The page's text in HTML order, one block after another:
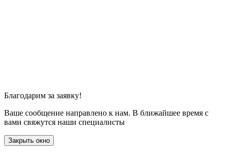
Благодарим за заявку!
Ваше сообщение направлено к нам. В ближайшее время с
вами свяжутся наши специалисты
Закрыть окно